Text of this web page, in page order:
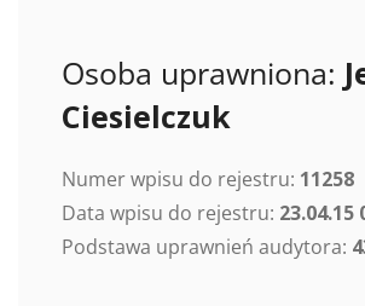
Osoba uprawniona:
Ciesielczuk
Numer wpisu do rejestru: 11258
Data wpisu do rejestru: 23.04.15
Podstawa uprawnień audytora: